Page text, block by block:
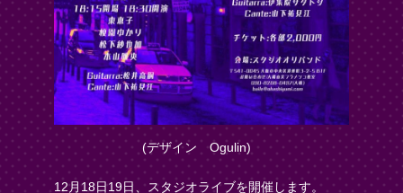
(デザイン Ogulin)
12月 18 日19 日、スタジオライブを開催します。